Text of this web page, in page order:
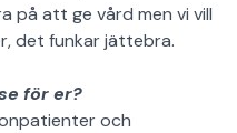
på att ge vård men vi vill
det funkar jättebra.
för er?
och